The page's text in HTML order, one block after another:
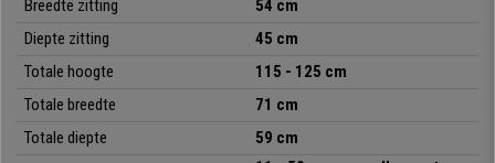
Kortom, deBENETY
is een elegant, comfortabel, resistent model met een
uitzonderlijke prijs. Grijp deze kans en geniet van deze prachtige
bureaufauteuil!
Breedte zitting
54 cm
Diepte zitting
45 cm
Totale hoogte
115 - 125 cm
Totale breedte
71 cm
Totale diepte
59 cm